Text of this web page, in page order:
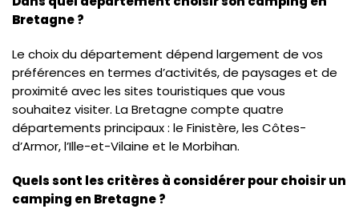
Bretagne ?
Le choix du département dépend largement de vos
préférences en termes d’activités, de paysages et de
proximité avec les sites touristiques que vous
souhaitez visiter. La Bretagne compte quatre
départements principaux : le Finistère, les Côtes-
d’Armor, l’Ille-et-Vilaine et le Morbihan.
Quels sont les critères à considérer pour choisir un
camping en Bretagne ?